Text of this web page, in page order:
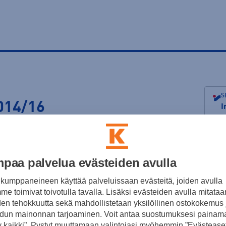
16
P2013P2014 P2015P2016P2017 P2018T2010/11
treeni
Kotipeli
palvelua evästeiden avulla
käyttää palveluissaan evästeitä, joiden avulla
toimivat toivotulla tavalla. Lisäksi evästeiden avulla
tehokkuutta sekä mahdollistetaan yksilöllinen ostokokemus
mainonnan tarjoaminen. Voit antaa suostumuksesi